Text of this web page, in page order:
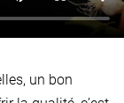
un bon